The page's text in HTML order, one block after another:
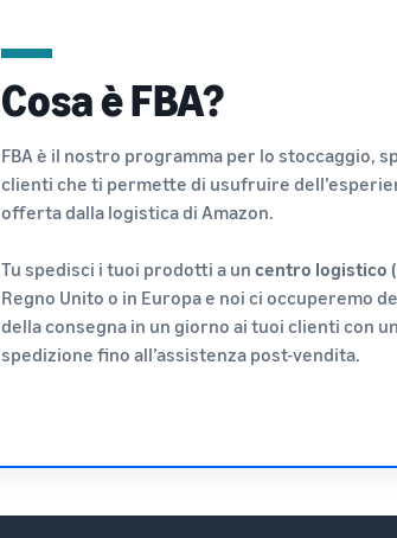
Cosa è FBA?
FBA è il nostro programma per lo stoccaggio,
clienti che ti permette di usufruire
offerta dalla logistica di Amazon.
Tu spedisci i tuoi prodotti a un centro logistico
Regno Unito o in Europa e noi ci occuperemo
della consegna in un giorno ai tuoi clienti con
spedizione fino all’assistenza post-vendita.